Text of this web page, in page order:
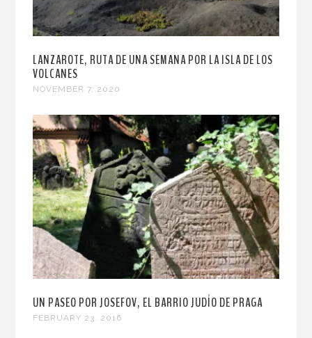
LANZAROTE, RUTA DE UNA SEMANA POR LA ISLA DE LOS
VOLCANES
NOVEMBER 7, 2020
UN PASEO POR JOSEFOV, EL BARRIO JUDÍO DE PRAGA
FEBRUARY 23, 2016